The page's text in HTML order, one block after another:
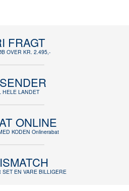
FRAGT
OVER KR. 2.495,-
HELE LANDET
ONLINE
KODEN Onlinerabat
EN VARE BILLIGERE